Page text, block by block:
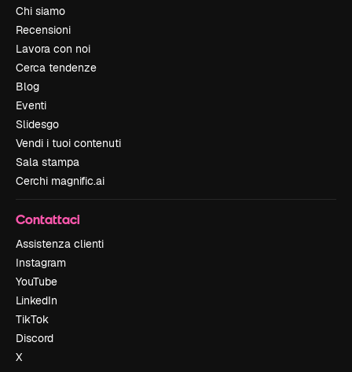
Chi siamo
Recensioni
Lavora con noi
Cerca tendenze
Blog
Eventi
Slidesgo
Vendi i tuoi contenuti
Sala stampa
Cerchi magnific.ai
Contattaci
Assistenza clienti
Instagram
YouTube
LinkedIn
TikTok
Discord
X